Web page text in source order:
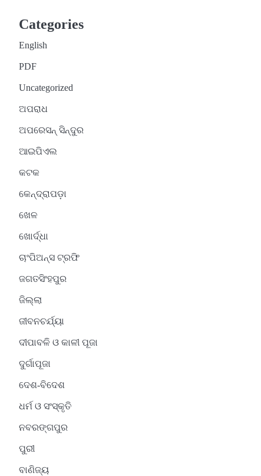
Categories
English
PDF
Uncategorized
ଅପରାଧ
ଅପରେସନ୍ ସିନ୍ଦୁର
ଆଇପିଏଲ
କଟକ
କେନ୍ଦ୍ରାପଡ଼ା
ଖେଳ
ଖୋର୍ଦ୍ଧା
ଚାଂପିଅନ୍ସ ଟ୍ରଫି
ଜଗତସିଂହପୁର
ଜିଲ୍ଲା
ଜୀବନଚର୍ଯ୍ୟା
ଦୀପାବଳି ଓ କାଳୀ ପୂଜା
ଦୁର୍ଗାପୂଜା
ଦେଶ-ବିଦେଶ
ଧର୍ମ ଓ ସଂସ୍କୃତି
ନବରଙ୍ଗପୁର
ପୁରୀ
ବାଣିଜ୍ୟ